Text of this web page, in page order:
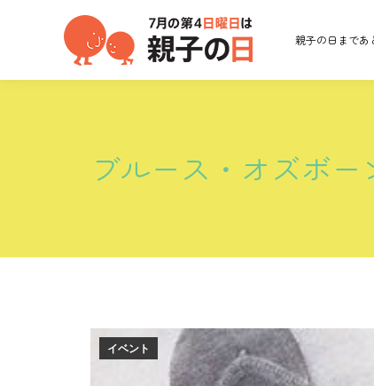
親子の日まであ
ブルース・オズボ
イベント